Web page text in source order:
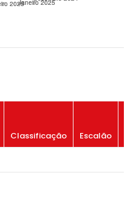
Classificação Escalão